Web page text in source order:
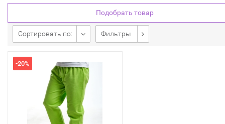
Подобрать товар
Сортировать по: Фильтры
-20%